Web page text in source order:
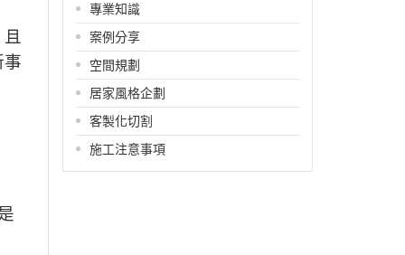
事
專業知識
案例分享
空間規劃
居家風格企劃
客製化切割
施工注意事項